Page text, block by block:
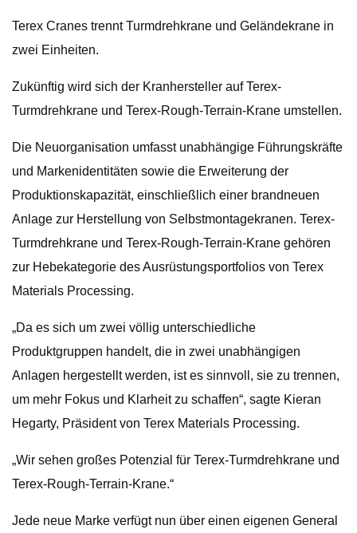
Terex Cranes trennt Turmdrehkrane und Geländekrane in
zwei Einheiten.
Zukünftig wird sich der Kranhersteller auf Terex-
Turmdrehkrane und Terex-Rough-Terrain-Krane umstellen.
Die Neuorganisation umfasst unabhängige Führungskräfte
und Markenidentitäten sowie die Erweiterung der
Produktionskapazität, einschließlich einer brandneuen
Anlage zur Herstellung von Selbstmontagekranen. Terex-
Turmdrehkrane und Terex-Rough-Terrain-Krane gehören
zur Hebekategorie des Ausrüstungsportfolios von Terex
Materials Processing.
„Da es sich um zwei völlig unterschiedliche
Produktgruppen handelt, die in zwei unabhängigen
Anlagen hergestellt werden, ist es sinnvoll, sie zu trennen,
um mehr Fokus und Klarheit zu schaffen“, sagte Kieran
Hegarty, Präsident von Terex Materials Processing.
„Wir sehen großes Potenzial für Terex-Turmdrehkrane und
Terex-Rough-Terrain-Krane.“
Jede neue Marke verfügt nun über einen eigenen General